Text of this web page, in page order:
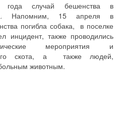
случай бешенства в
Напомним, 15 апреля в
погибла собака, в поселке
инцидент, также проводились
мероприятия и
скота, а также людей,
животным.